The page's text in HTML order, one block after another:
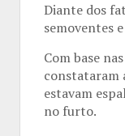
Diante dos
semoventes
Com base
constataram
estavam
no furto.